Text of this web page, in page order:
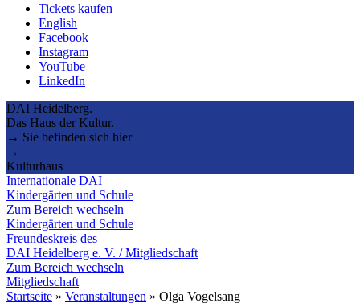
Tickets kaufen
English
Facebook
Instagram
YouTube
LinkedIn
DAI Heidelberg.
Das Haus der Kultur.
→ Sie befinden sich hier
→
Kulturhaus
Internationale DAI
Kindergärten und Schule
Zum Bereich wechseln
Kindergärten und Schule
Freundeskreis des
DAI Heidelberg e. V. / Mitgliedschaft
Zum Bereich wechseln
Mitgliedschaft
Startseite » Veranstaltungen » Olga Vogelsang